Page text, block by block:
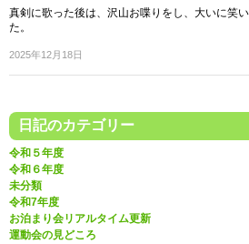
真剣に歌った後は、沢山お喋りをし、大いに笑
た。
2025年12月18日
日記のカテゴリー
令和５年度
令和６年度
未分類
令和7年度
お泊まり会リアルタイム更新
運動会の見どころ